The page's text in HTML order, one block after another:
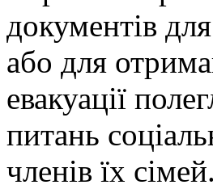
документів
або для
евакуації
питань
членів їх сімей.